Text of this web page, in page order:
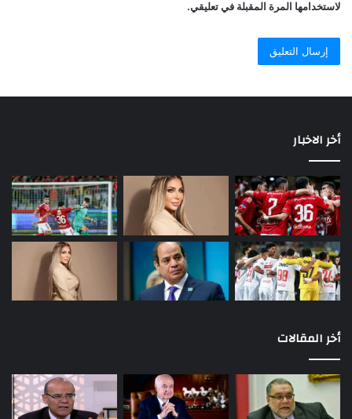
لاستخدامها المرة المقبلة في تعليقي.
أخر الاخبار
أخر المقالات